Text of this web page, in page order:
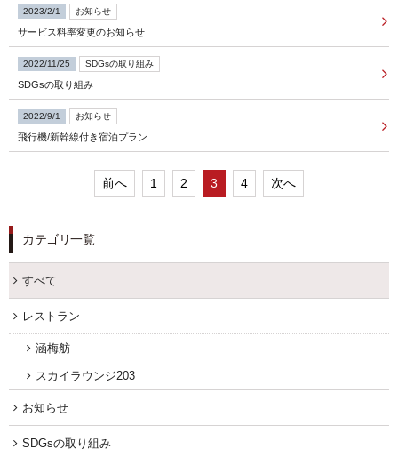
2023/2/1 お知らせ
サービス料率変更のお知らせ
2022/11/25 SDGsの取り組み
SDGsの取り組み
2022/9/1 お知らせ
飛行機/新幹線付き宿泊プラン
前へ 1 2 3 4 次へ
カテゴリ一覧
すべて
レストラン
涵梅舫
スカイラウンジ203
お知らせ
SDGsの取り組み